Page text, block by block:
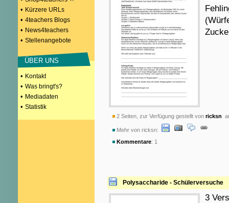
• Kürzere URLs
• 4teachers Blogs
• News4teachers
• Stellenangebote
ÜBER UNS
• Kontakt
• Was bringt's?
• Mediadaten
• Statistik
2 Seiten, zur Verfügung gestellt von ricksn
Mehr von ricksn:
Kommentare: 1
Polysaccharide - Schülerversuche
3